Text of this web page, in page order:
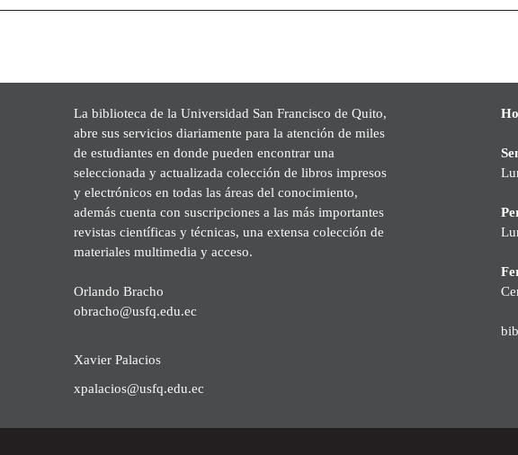
La biblioteca de la Universidad San Francisco de Quito,
abre sus servicios diariamente para la atención de miles
de estudiantes en donde pueden encontrar una
seleccionada y actualizada colección de libros impresos
y electrónicos en todas las áreas del conocimiento,
además cuenta con suscripciones a las más importantes
revistas científicas y técnicas, una extensa colección de
materiales multimedia y acceso.
Orlando Bracho
obracho@usfq.edu.ec
Xavier Palacios
xpalacios@usfq.edu.ec